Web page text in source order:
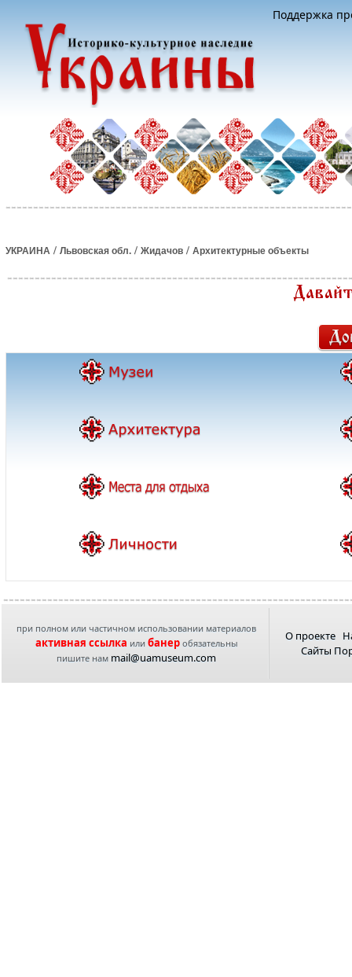
Поддержка
УКРАИНА / Львовская обл. / Жидачов / Архитектурные объекты
при полном или частичном использовании материалов
активная ссылка или банеробязательны
пишите нам mail@uamuseum.com
О проекте
Сайты